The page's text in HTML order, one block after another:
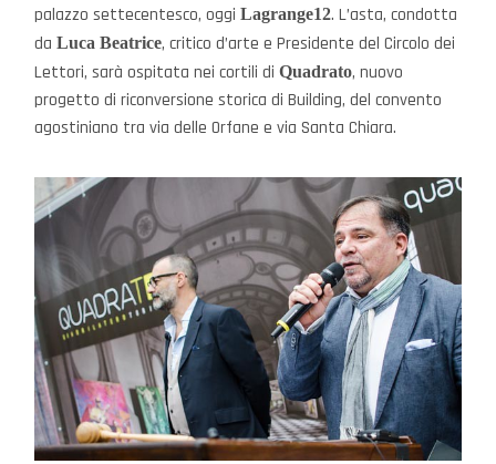
palazzo settecentesco, oggi Lagrange12. L’asta, condotta
da Luca Beatrice, critico d’arte e Presidente del Circolo dei
Lettori, sarà ospitata nei cortili di Quadrato, nuovo
progetto di riconversione storica di Building, del convento
agostiniano tra via delle Orfane e via Santa Chiara.